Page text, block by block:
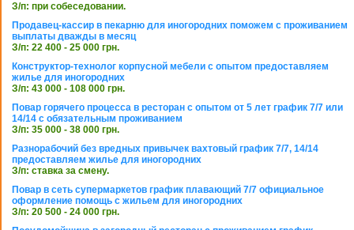
З/п: при собеседовании.
Продавец-кассир в пекарню для иногородних поможем с проживанием
выплаты дважды в месяц
З/п: 22 400 - 25 000 грн.
Конструктор-технолог корпусной мебели с опытом предоставляем
жилье для иногородних
З/п: 43 000 - 108 000 грн.
Повар горячего процесса в ресторан с опытом от 5 лет график 7/7 или
14/14 с обязательным проживанием
З/п: 35 000 - 38 000 грн.
Разнорабочий без вредных привычек вахтовый график 7/7, 14/14
предоставляем жилье для иногородних
З/п: ставка за смену.
Повар в сеть супермаркетов график плавающий 7/7 официальное
оформление помощь с жильем для иногородних
З/п: 20 500 - 24 000 грн.